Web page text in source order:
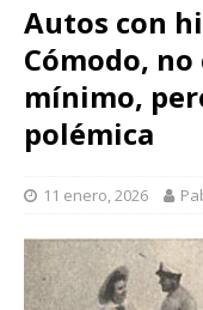
Autos con
Cómodo, no
mínimo,
polémica
11 enero, 2026